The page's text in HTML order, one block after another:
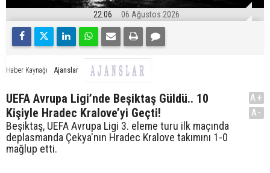
22:06 06 Ağustos 2026
Haber Kaynağı Ajanslar
UEFA Avrupa Ligi’nde Beşiktaş Güldü.. 10
Kişiyle Hradec Kralove’yi Geçti!
Beşiktaş, UEFA Avrupa Ligi 3. eleme turu ilk maçında
deplasmanda Çekya'nın Hradec Kralove takımını 1-0
mağlup etti.
A+
A-